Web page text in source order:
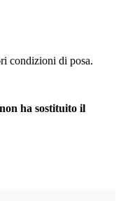
condizioni di posa.
ha sostituito il